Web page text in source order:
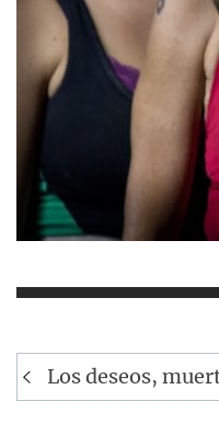
Navegación
de
Los deseos,